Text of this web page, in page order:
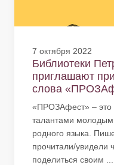
7 октября 2022
Библиотеки
приглашают
слова
«ПРОЗАфест» – это
талантами молодым
родного языка.
прочитали/увидели
поделиться своим ...